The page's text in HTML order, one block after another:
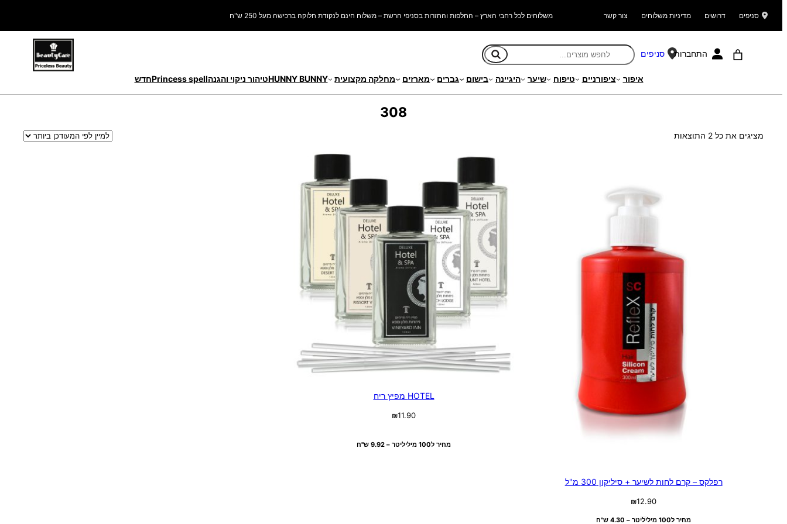
סניפים דרושים מדיניות משלוחים צור קשר משלוחים לכל רחבי הארץ – החלפות והחזרות בסניפי הרשת – משלוח חינם לנקודת חלוקה ברכישה מעל 250 ש"ח
התחברות סניפים
איפור ציפורניים טיפוח שיער היגיינה בישום גברים מארזים מחלקה מקצועית HUNNY BUNNYטיהור ניקוי והגנהPrincess spellחדש
308
מציגים את כל ⁦2⁩ התוצאות
ממוין
רפלקס – קרם לחות לשיער + סיליקון 300 מ"ל
₪12.90
מחיר ל100 מיליליטר – 4.30 ש"ח
HOTEL מפיץ ריח
₪11.90
מחיר ל100 מיליליטר – 9.92 ש"ח